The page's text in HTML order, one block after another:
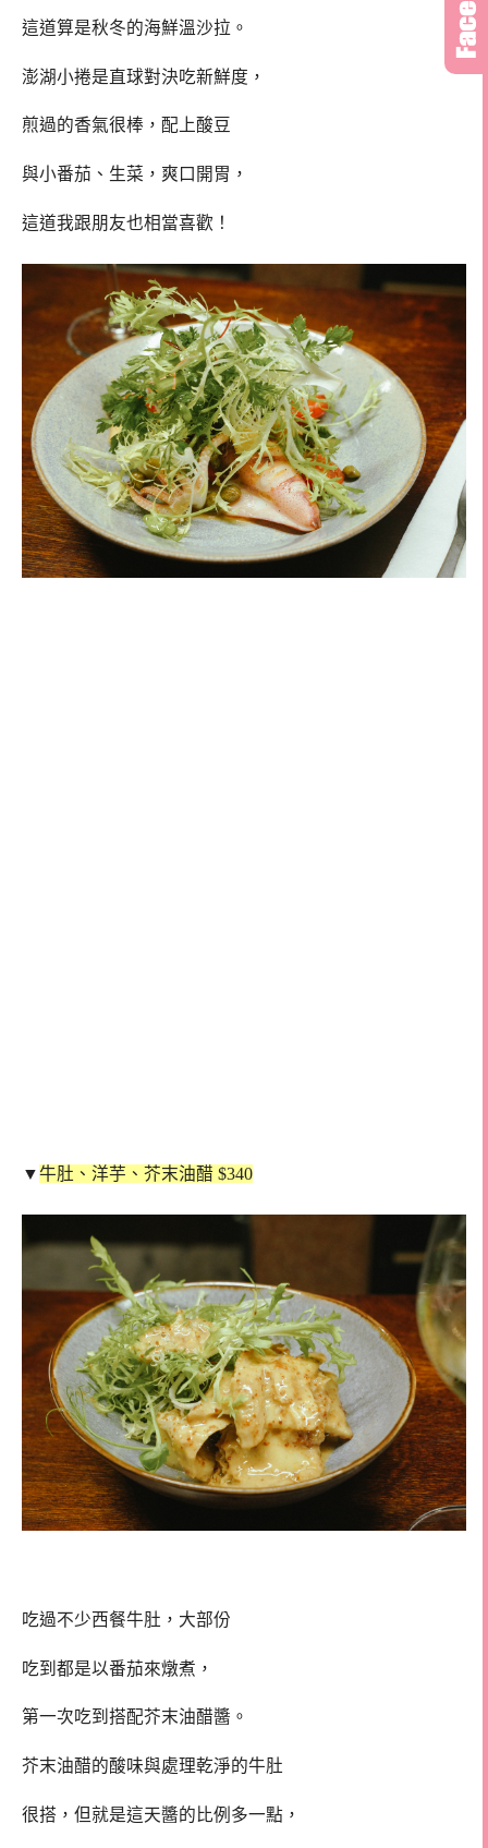
這道算是秋冬的海鮮溫沙拉。
澎湖小捲是直球對決吃新鮮度，
煎過的香氣很棒，配上酸豆
與小番茄、生菜，爽口開胃，
這道我跟朋友也相當喜歡！
▼牛肚、洋芋、芥末油醋 $340
吃過不少西餐牛肚，大部份
吃到都是以番茄來燉煮，
第一次吃到搭配芥末油醋醬。
芥末油醋的酸味與處理乾淨的牛肚
很搭，但就是這天醬的比例多一點，